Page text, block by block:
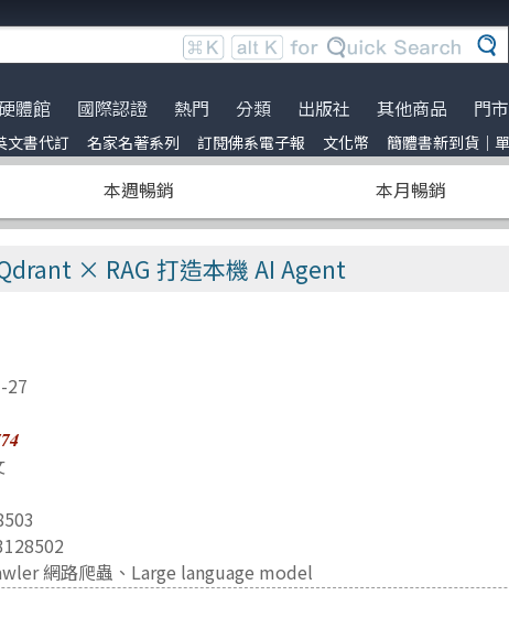
到店取貨新功能上線
※詐騙提醒公告 請勿受騙※
名家名著系列
簡體書新到貨｜單本79折起 2書75折
體館 國際認證
熱門
Agile Software
Linux
DevOps
半導體
分類
電子電路電機類
雲端運算
前端開發
行動軟體開發
出版社
全華圖書
五南
電子工業
高思數位網路
其他商品
暢銷外文書
IT T-shirt
創客‧自造者工作坊
門
文書代訂 名家名著系列 訂閱佛系電子報 文化幣 簡體書新到貨｜
本週暢銷 本月暢銷
× RAG 打造本機 AI Agent
27
網路爬蟲 、 Large language model